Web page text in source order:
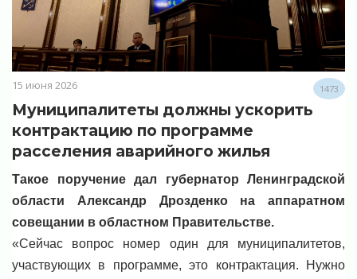
15 июня 2026 1473
Муниципалитеты должны ускорить
контрактацию по программе
расселения аварийного жилья
Такое поручение дал губернатор Ленинградской
области Александр Дрозденко на аппаратном
совещании в областном Правительстве.
«Сейчас вопрос номер один для муниципалитетов,
участвующих в программе, это контрактация. Нужно